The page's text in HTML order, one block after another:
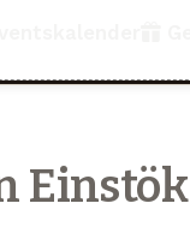
Einstök